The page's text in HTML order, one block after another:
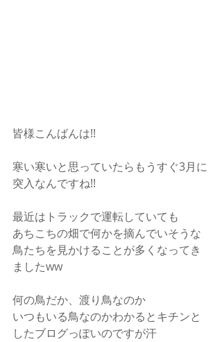
皆様こんばんは!!
寒い寒いと思っていたらもうすぐ3月に
突入なんですね!!
最近はトラックで運転していても
あちこちの畑で何かを摘んでいそうな
鳥たちを見かけることが多くなってき
ましたww
何の鳥だか、渡り鳥なのか
いつもいる鳥なのかわかるとキチンと
したブログっぽいのですが汗